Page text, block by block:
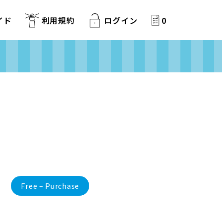
ド 利用規約 ログイン 0
Free – Purchase